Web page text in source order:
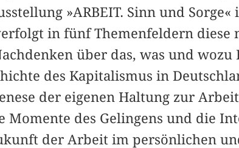
»ARBEIT. Sinn und Sorge«
in fünf Themenfeldern diese
über das, was und wozu
des Kapitalismus in
der eigenen Haltung zur
Momente des Gelingens und die
der Arbeit im persönlichen